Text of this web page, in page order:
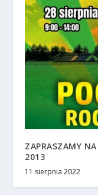
ZAPRASZAMY
2013
11 sierpnia 2022